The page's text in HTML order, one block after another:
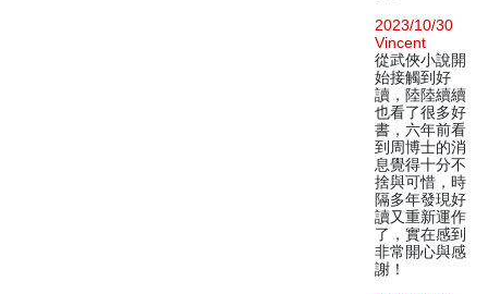
2023/10/30
Vincent
從武俠小說開
始接觸到好
讀，陸陸續續
也看了很多好
書，六年前看
到周博士的消
息覺得十分不
捨與可惜，時
隔多年發現好
讀又重新運作
了，實在感到
非常開心與感
謝！